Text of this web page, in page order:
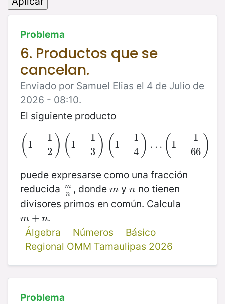
Problema
6. Productos que se
cancelan.
Enviado por Samuel Elias el 4 de Julio de
2026 - 08:10.
El siguiente producto
( 1 −
1
2 ) ( 1 −
1
3 ) ( 1 −
1
4 ) … ( 1 −
1
66 )
( 1−1 2 )(1 −1 3 ( 1−14)…( 1 − 1 66 )
puede expresarse como una fracción
reducida
m
n
mn, donde m
m yn
n no tienen
divisores primos en común. Calcula
m + n
m+n
.
Álgebra
Números
Básico
Regional OMM Tamaulipas 2026
Problema